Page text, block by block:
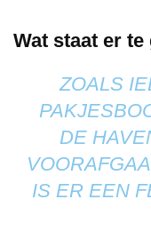
Wat staat er
ZOALS
DE
IS ER EEN